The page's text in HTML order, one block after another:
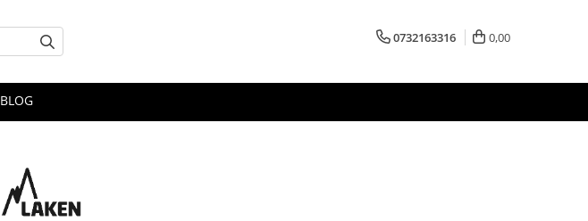
0732163316 0,00
BLOG